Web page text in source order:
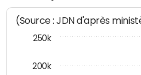
(Source : JDN d'après
200k
250k